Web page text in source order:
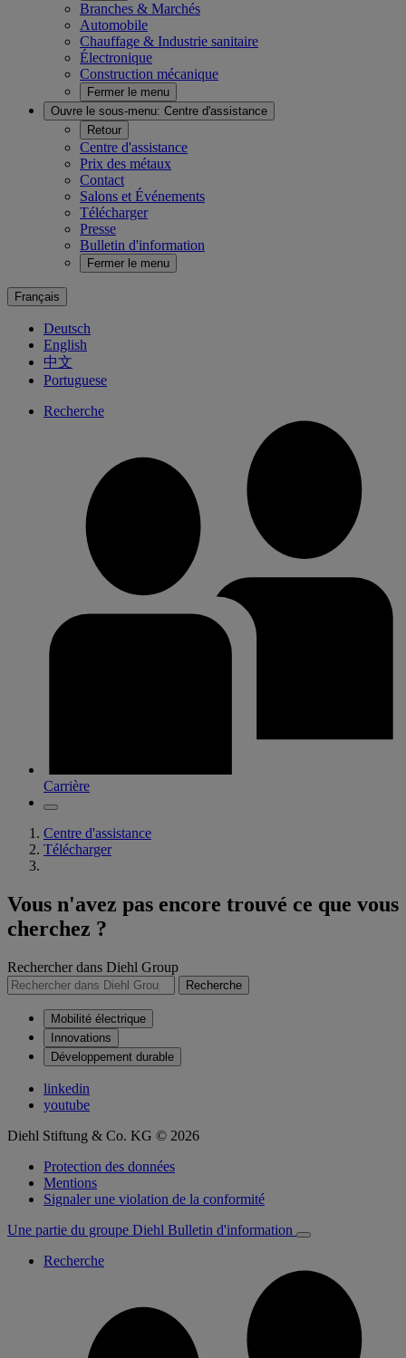
Branches & Marchés
Automobile
Chauffage & Industrie sanitaire
Électronique
Construction mécanique
Fermer le menu
Ouvre le sous-menu: Centre d'assistance
Retour
Centre d'assistance
Prix des métaux
Contact
Salons et Événements
Télécharger
Presse
Bulletin d'information
Fermer le menu
Français
Deutsch
English
中文
Portuguese
Recherche
Carrière
Centre d'assistance
Télécharger
Vous n'avez pas encore trouvé ce que vous
cherchez ?
Rechercher dans Diehl Group
Recherche
Mobilité électrique
Innovations
Développement durable
linkedin
youtube
Diehl Stiftung & Co. KG © 2026
Protection des données
Mentions
Signaler une violation de la conformité
Une partie du groupe Diehl Bulletin d'information
Recherche